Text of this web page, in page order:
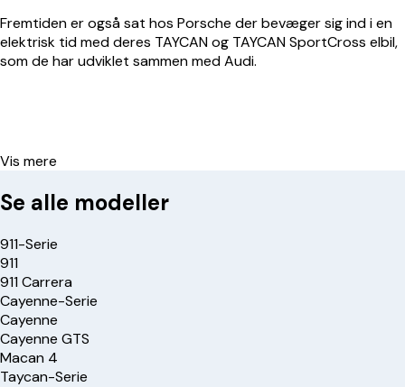
Fremtiden er også sat hos Porsche der bevæger sig ind i en
elektrisk tid med deres TAYCAN og TAYCAN SportCross elbil,
som de har udviklet sammen med Audi.
Vis mere
Se alle modeller
911-Serie
911
911 Carrera
Cayenne-Serie
Cayenne
Cayenne GTS
Macan 4
Taycan-Serie